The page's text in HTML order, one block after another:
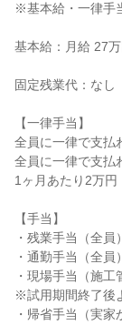
※基本給・一律手
基本給：月給 27
固定残業代：なし
【一律手当】
全員に一律で支払
全員に一律で支払
1ヶ月あたり2万円
【手当】
・残業手当（全員
・通勤手当（全員
・現場手当（施
※試用期間終了後
・帰省手当（実家